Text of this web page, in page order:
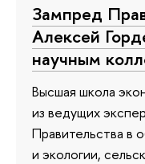
Зампред
Алексей
научным
Высшая школа
из ведущих
Правительства в
и экологии,